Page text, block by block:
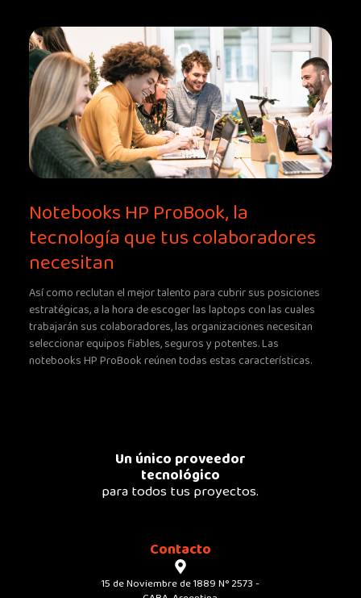
Notebooks HP ProBook, la
tecnología que tus colaboradores
necesitan
Así como reclutan el mejor talento para cubrir sus posiciones
estratégicas, a la hora de escoger las laptops con las cuales
trabajarán sus colaboradores, las organizaciones necesitan
seleccionar equipos fiables, seguros y potentes. Las
notebooks HP ProBook reúnen todas estas características.
Un único proveedor
tecnológico
para todos tus proyectos.
Contacto
15 de Noviembre de 1889 N° 2573 -